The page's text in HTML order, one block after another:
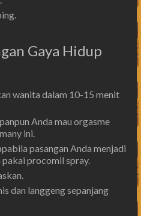
Gaya Hidup
wanita dalam 10-15 menit
Anda mau orgasme
ini.
pasangan Anda menjadi
procomil spray.
dan langgeng sepanjang